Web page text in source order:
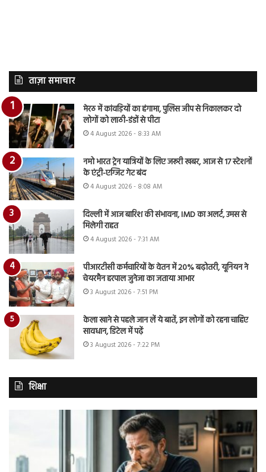
ताज़ा समाचार
मेरठ में कांवड़ियों का हंगामा, पुलिस जीप से निकालकर दो
लोगों को लाठी-डंडों से पीटा
4 August 2026 - 8:33 AM
नमो भारत ट्रेन यात्रियों के लिए जरूरी खबर, आज से 17 स्टेशनों
के एंट्री-एग्जिट गेट बंद
4 August 2026 - 8:08 AM
दिल्ली में आज बारिश की संभावना, IMD का अलर्ट, उमस से
मिलेगी राहत
4 August 2026 - 7:31 AM
पीआरटीसी कर्मचारियों के वेतन में 20% बढ़ोतरी, यूनियन ने
चेयरमैन हरपाल जुनेजा का जताया आभार
3 August 2026 - 7:51 PM
केला खाने से पहले जान लें ये बातें, इन लोगों को रहना चाहिए
सावधान, डिटेल में पढ़ें
3 August 2026 - 7:22 PM
शिक्षा